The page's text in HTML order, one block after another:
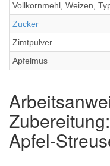
Vollkornmehl, Weizen,
Zucker
Zimtpulver
Apfelmus
Zubereitung:
Apfel-